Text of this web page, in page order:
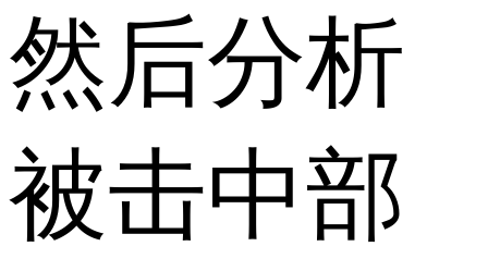
然后分析
被击中部